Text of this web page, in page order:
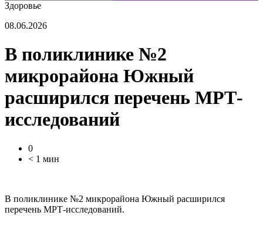
Здоровье
08.06.2026
В поликлинике №2
микрорайона Южный
расширился перечень МРТ-
исследований
0
< 1 мин
В поликлинике №2 микрорайона Южный расширился
перечень МРТ-исследований.